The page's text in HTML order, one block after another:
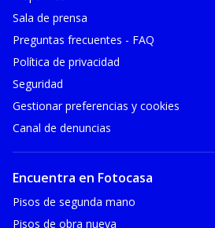
Sala de prensa
Preguntas frecuentes - FAQ
Política de privacidad
Seguridad
Gestionar preferencias y cookies
Canal de denuncias
Encuentra en Fotocasa
Pisos de segunda mano
Pisos de obra nueva